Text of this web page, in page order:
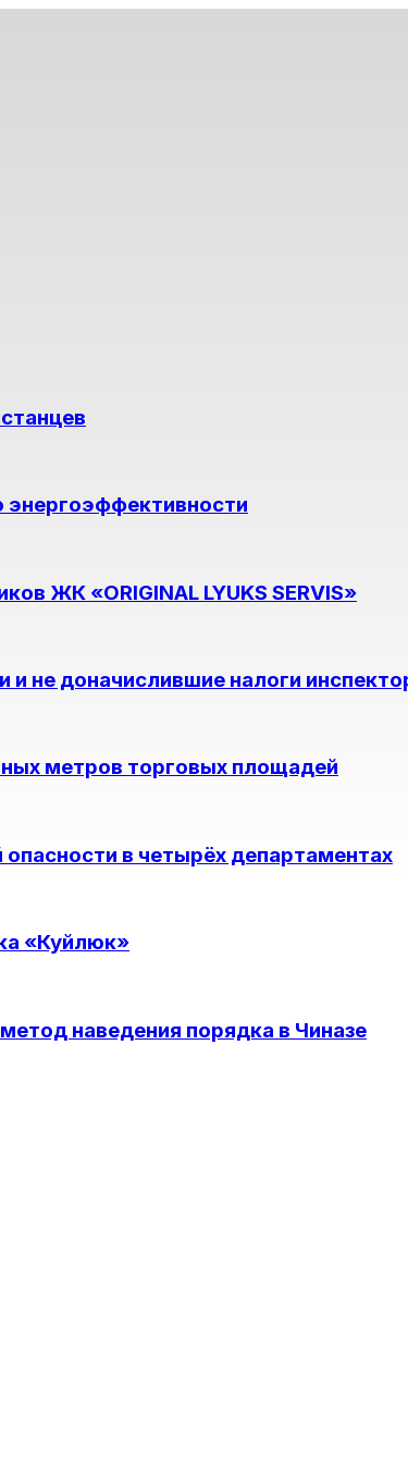
энергоэффективности
ЖК «ORIGINAL LYUKS SERVIS»
не доначислившие налоги
метров торговых площадей
в четырёх департаментах
«Куйлюк»
наведения порядка в Чиназе